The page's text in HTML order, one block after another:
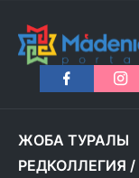
ЖОБА ТУРАЛЫ
РЕДКОЛЛЕГИЯ /